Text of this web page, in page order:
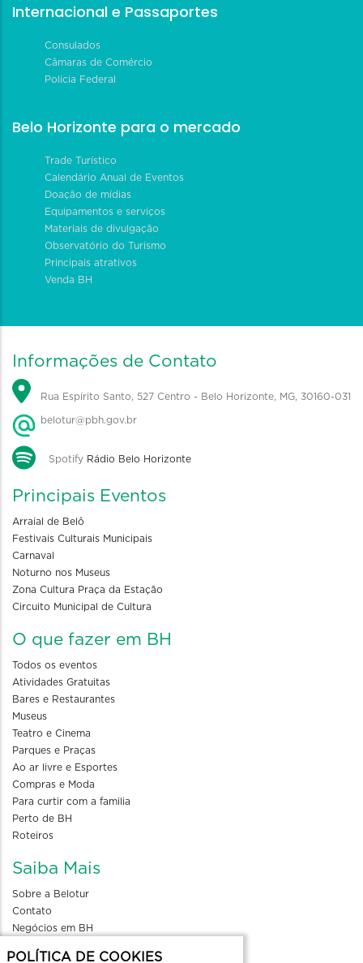
Internacional e Passaportes
Consulados
Câmaras de Comércio
Polícia Federal
Belo Horizonte para o mercado
Trade Turístico
Calendário Anual de Eventos
Doação de mídias
Equipamentos e serviços
Materiais de divulgação
Observatório do Turismo
Principais atrativos
Venda BH
Informações de Contato
Rua Espírito Santo, 527 Centro - Belo Horizonte, MG, 30160-031
belotur@pbh.gov.br
Spotify Rádio Belo Horizonte
Principais Eventos
Arraial de Belô
Festivais Culturais Municipais
Carnaval
Noturno nos Museus
Zona Cultura Praça da Estação
Circuito Municipal de Cultura
O que fazer em BH
Todos os eventos
Atividades Gratuitas
Bares e Restaurantes
Museus
Teatro e Cinema
Parques e Praças
Ao ar livre e Esportes
Compras e Moda
Para curtir com a familia
Perto de BH
Roteiros
Saiba Mais
Sobre a Belotur
Contato
Negócios em BH
POLÍTICA DE COOKIES